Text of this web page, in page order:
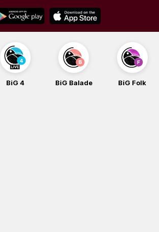
BiG Balade BiG Folk BiG iG